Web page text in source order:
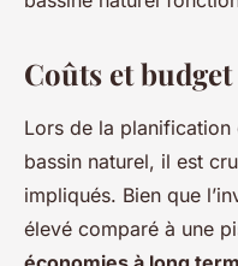
Coûts et
Lors de la planification
bassin naturel, il est
impliqués. Bien que
élevé comparé à une